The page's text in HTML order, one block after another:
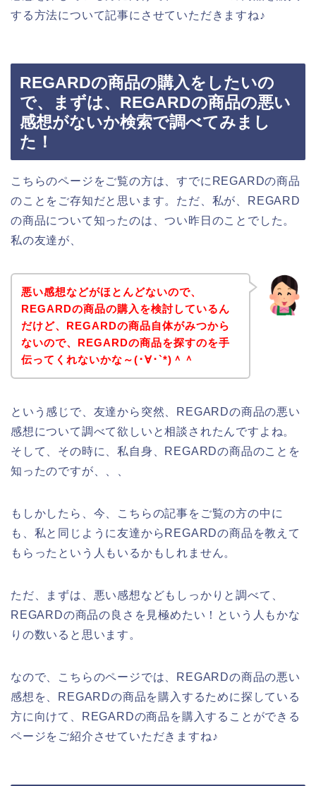
する方法について記事にさせていただきますね♪
REGARDの商品の購入をしたいの
で、まずは、REGARDの商品の悪い
感想がないか検索で調べてみまし
た！
こちらのページをご覧の方は、すでにREGARDの商品
のことをご存知だと思います。ただ、私が、REGARD
の商品について知ったのは、つい昨日のことでした。
私の友達が、
悪い感想などがほとんどないので、
REGARDの商品の購入を検討しているん
だけど、REGARDの商品自体がみつから
ないので、REGARDの商品を探すのを手
伝ってくれないかな～(･∀･`*)＾＾
という感じで、友達から突然、REGARDの商品の悪い
感想について調べて欲しいと相談されたんですよね。
そして、その時に、私自身、REGARDの商品のことを
知ったのですが、、、
もしかしたら、今、こちらの記事をご覧の方の中に
も、私と同じように友達からREGARDの商品を教えて
もらったという人もいるかもしれません。
ただ、まずは、悪い感想などもしっかりと調べて、
REGARDの商品の良さを見極めたい！という人もかな
りの数いると思います。
なので、こちらのページでは、REGARDの商品の悪い
感想を、REGARDの商品を購入するために探している
方に向けて、REGARDの商品を購入することができる
ページをご紹介させていただきますね♪